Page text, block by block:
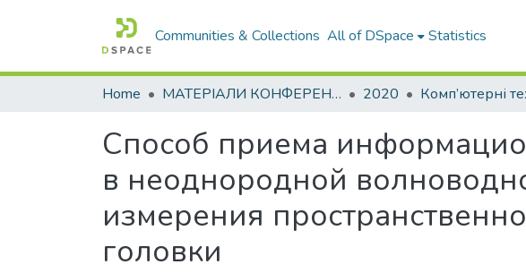
Communities & Collections All of DSpace Statistics
Home МАТЕРІАЛИ КОНФЕРЕНЦІЙ 2020
Способ приема
в неоднородной
измерения
головки